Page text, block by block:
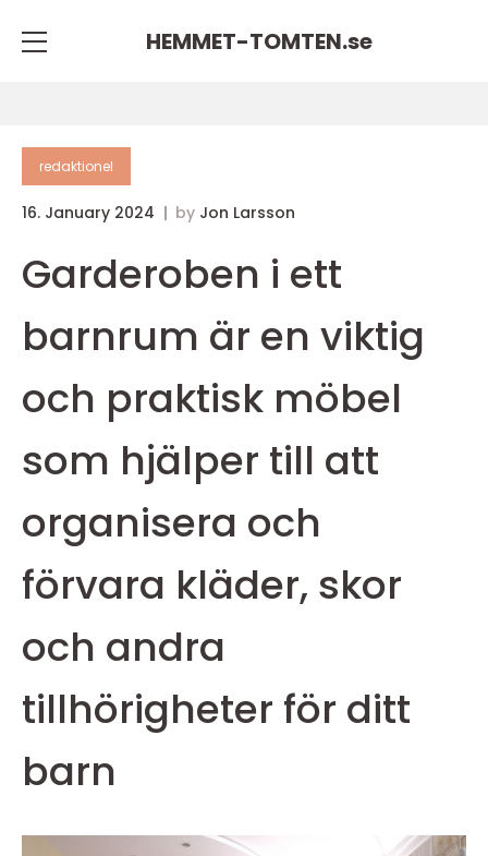
HEMMET-TOMTEN.se
redaktionel
16. January 2024 by Jon Larsson
Garderoben i ett
barnrum är en viktig
och praktisk möbel
som hjälper till att
organisera och
förvara kläder, skor
och andra
tillhörigheter för ditt
barn